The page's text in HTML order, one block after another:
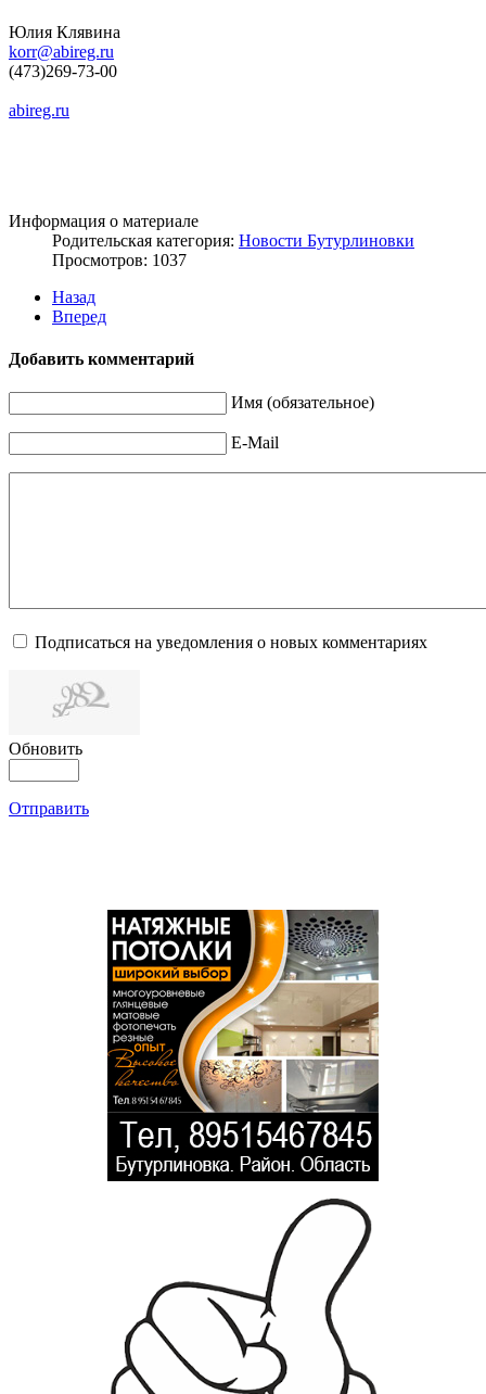
Юлия Клявина
korr@abireg.ru
(473)269-73-00
abireg.ru
Информация о материале
Родительская категория: Новости Бутурлиновки
Просмотров: 1037
Назад
Вперед
Добавить комментарий
Имя (обязательное)
E-Mail
Подписаться на уведомления о новых комментариях
Обновить
Отправить